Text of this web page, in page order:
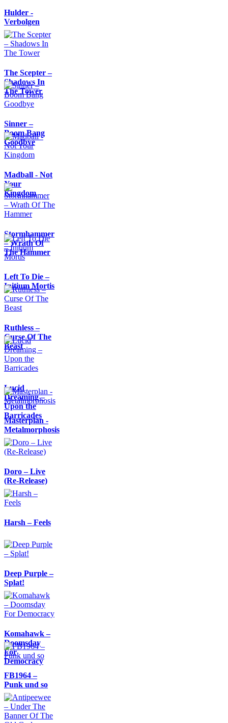
Hulder -
Verbolgen
The Scepter –
Shadows In
The Tower
Sinner –
Boom Bang
Goodbye
Madball - Not
Your
Kingdom
Stormhammer
– Wrath Of
The Hammer
Left To Die –
Initium Mortis
Ruthless –
Curse Of The
Beast
Lucid
Dreaming –
Upon the
Barricades
Masterplan -
Metalmorphosis
Doro – Live
(Re-Release)
Harsh – Feels
Deep Purple –
Splat!
Komahawk –
Doomsday
For
Democracy
FB1964 –
Punk und so